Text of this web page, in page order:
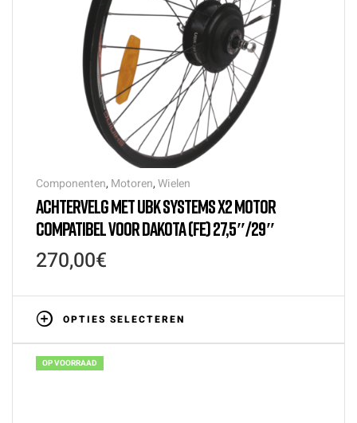
Componenten, Motoren,Wielen
ACHTERVELG MET UBK SYSTEMS X2 MOTOR
COMPATIBEL VOOR DAKOTA (FE) 27,5″/29″
270,00€
OPTIES SELECTEREN
OP VOORRAAD